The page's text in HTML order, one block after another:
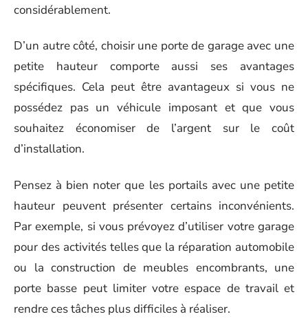
considérablement.
D’un autre côté, choisir une porte de garage avec une
petite hauteur comporte aussi ses avantages
spécifiques. Cela peut être avantageux si vous ne
possédez pas un véhicule imposant et que vous
souhaitez économiser de l’argent sur le coût
d’installation.
Pensez à bien noter que les portails avec une petite
hauteur peuvent présenter certains inconvénients.
Par exemple, si vous prévoyez d’utiliser votre garage
pour des activités telles que la réparation automobile
ou la construction de meubles encombrants, une
porte basse peut limiter votre espace de travail et
rendre ces tâches plus difficiles à réaliser.